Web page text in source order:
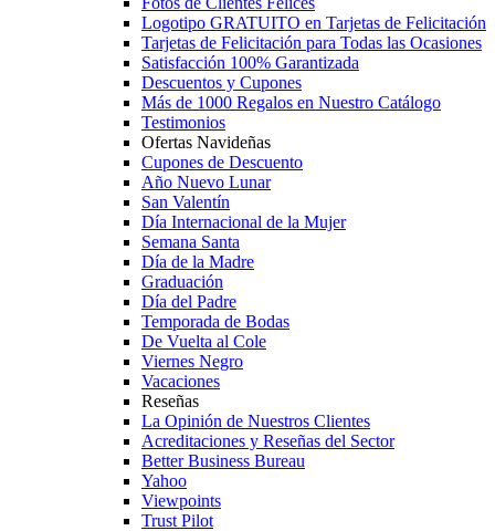
Logotipo GRATUITO en Tarjetas de Felicitación
Tarjetas de Felicitación para Todas las Ocasiones
Satisfacción 100% Garantizada
Descuentos y Cupones
Más de 1000 Regalos en Nuestro Catálogo
Testimonios
Ofertas Navideñas
Cupones de Descuento
Año Nuevo Lunar
San Valentín
Día Internacional de la Mujer
Semana Santa
Día de la Madre
Graduación
Día del Padre
Temporada de Bodas
De Vuelta al Cole
Viernes Negro
Vacaciones
Reseñas
La Opinión de Nuestros Clientes
Acreditaciones y Reseñas del Sector
Better Business Bureau
Yahoo
Viewpoints
Trust Pilot